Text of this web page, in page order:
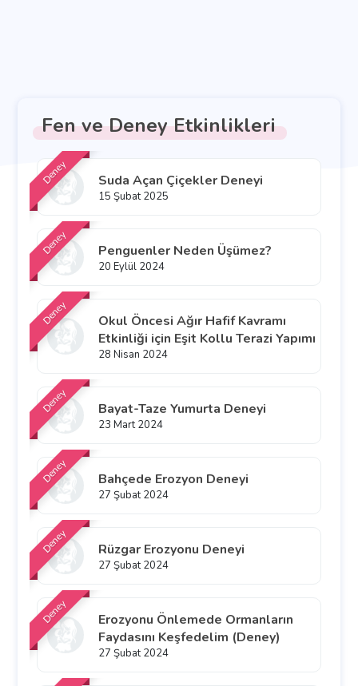
Fen ve Deney Etkinlikleri
Deney Suda Açan Çiçekler Deneyi
15 Şubat 2025
Deney Penguenler Neden Üşümez?
20 Eylül 2024
Deney
Okul Öncesi Ağır Hafif Kavramı
Etkinliği için Eşit Kollu Terazi Yapımı
28 Nisan 2024
Deney Bayat-Taze Yumurta Deneyi
23 Mart 2024
Deney Bahçede Erozyon Deneyi
27 Şubat 2024
Deney Rüzgar Erozyonu Deneyi
27 Şubat 2024
Deney
Erozyonu Önlemede Ormanların
Faydasını Keşfedelim (Deney)
27 Şubat 2024